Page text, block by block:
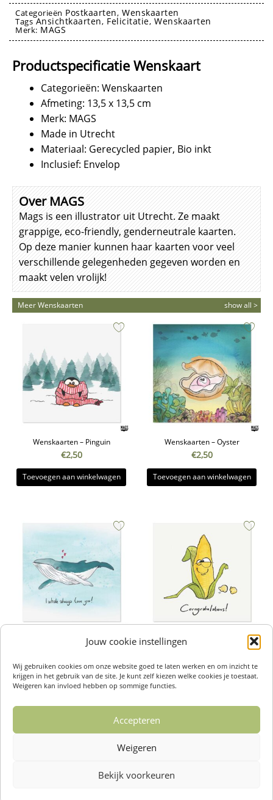
Jouw cookie instellingen
Wij gebruiken cookies om onze website goed te laten werken en om inzicht te
krijgen in het gebruik van de site. Je kunt zelf kiezen welke cookies je toestaat.
Weigeren kan invloed hebben op sommige functies.
Accepteren
Weigeren
Bekijk voorkeuren
Categorieën Postkaarten,Wenskaarten
Tags Ansichtkaarten, Felicitatie,Wenskaarten
Merk: MAGS
Productspecificatie Wenskaart
Categorieën: Wenskaarten
Afmeting: 13,5 x 13,5 cm
Merk: MAGS
Made in Utrecht
Materiaal: Gerecycled papier, Bio inkt
Inclusief: Envelop
Over MAGS
Mags is een illustrator uit Utrecht. Ze maakt
grappige, eco-friendly, genderneutrale kaarten.
Op deze manier kunnen haar kaarten voor veel
verschillende gelegenheden gegeven worden en
maakt velen vrolijk!
Meer Wenskaarten show all >
Wenskaarten – Pinguin
€2,50
Toevoegen aan winkelwagen
Wenskaarten – Oyster
€2,50
Toevoegen aan winkelwagen
Wenskaarten – I whale always
Toevoegen aan winkelwagen
Wenskaarten – Corngratulations
Toevoegen aan winkelwagen
4 …